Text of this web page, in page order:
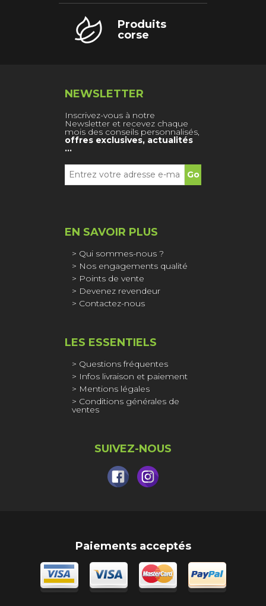
Produits
corse
NEWSLETTER
Inscrivez-vous à notre
Newsletter et recevez chaque
mois des conseils personnalisés,
offres exclusives, actualités
…
SUIVEZ-NOUS
EN SAVOIR PLUS
Qui sommes-nous ?
Nos engagements qualité
Points de vente
Devenez revendeur
Contactez-nous
LES ESSENTIELS
Questions fréquentes
Infos livraison et paiement
Mentions légales
Conditions générales de
ventes
Paiements acceptés